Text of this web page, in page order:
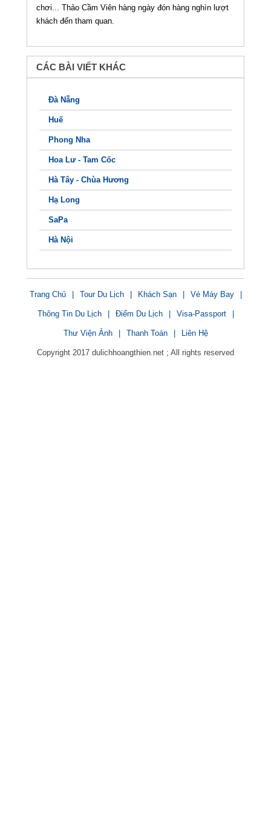
chơi... Thảo Cầm Viên hàng ngày đón hàng nghìn lượt
khách đến tham quan.
CÁC BÀI VIẾT KHÁC
Đà Nẵng
Huế
Phong Nha
Hoa Lư - Tam Cốc
Hà Tây - Chùa Hương
Hạ Long
SaPa
Hà Nội
Trang Chủ Tour Du Lịch Khách Sạn Vé Máy Bay
Thông Tin Du Lịch Điểm Du Lịch Visa-Passport
Thư Viện Ảnh Thanh Toán Liên Hệ
Copyright 2017 dulichhoangthien.net ; All rights reserved